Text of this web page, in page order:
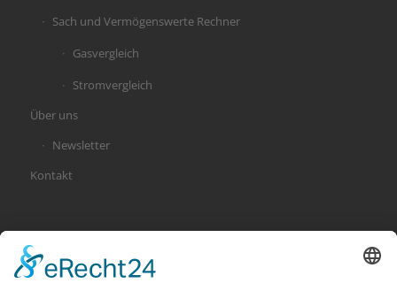
Sach und Vermögenswerte Rechner
Gasvergleich
Stromvergleich
Über uns
Newsletter
Kontakt
KATEGORIEN